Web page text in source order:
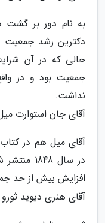
دکترین رشد جمعیت
حالی که در آن
جمعیت بود و در
نداشت.
آقای جان استوارت
آقای میل هم در کتاب
در سال
افزایش بیش از حد
آقای هنری دیوید ثورو